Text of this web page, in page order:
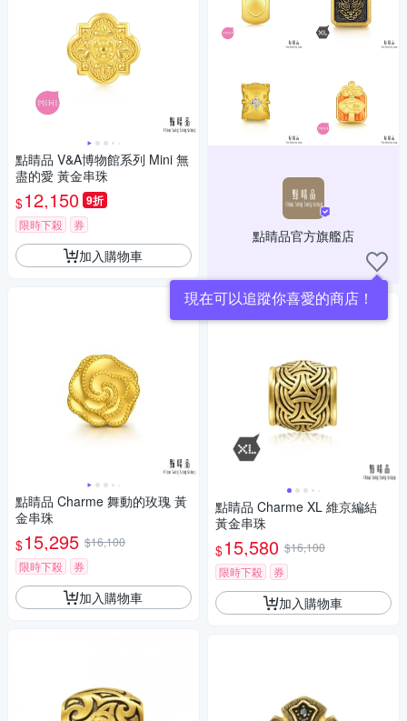
點睛品 V&A博物館系列 Mini 無
盡的愛 黃金串珠
$12,150 9折
限時下殺 券
加入購物車
點睛品 Charme 舞動的玫瑰 黃
金串珠
$15,295 $16,100
限時下殺
券
加入購物車
點睛品官方旗艦店
現在可以追蹤你喜愛的商店！
點睛品 Charme XL 維京編結
黃金串珠
$15,580 $16,100
限時下殺
券
加入購物車